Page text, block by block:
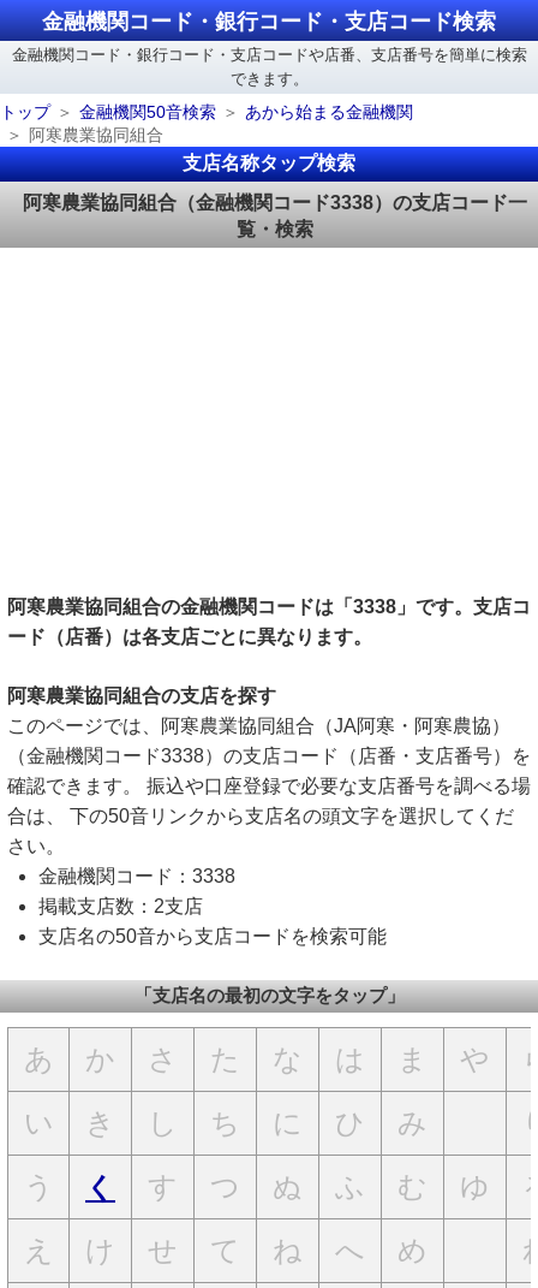
金融機関コード・銀行コード・支店コード検索
金融機関コード・銀行コード・支店コードや店番、支店番号を簡単に検索
できます。
トップ
金融機関50音検索
あから始まる金融機関
阿寒農業協同組合
支店名称タップ検索
阿寒農業協同組合（金融機関コード3338）の支店コード一
覧・検索
阿寒農業協同組合の金融機関コードは「3338」です。支店コ
ード（店番）は各支店ごとに異なります。
阿寒農業協同組合の支店を探す
このページでは、阿寒農業協同組合（JA阿寒・阿寒農協）
（金融機関コード3338）の支店コード（店番・支店番号）を
確認できます。 振込や口座登録で必要な支店番号を調べる場
合は、 下の50音リンクから支店名の頭文字を選択してくだ
さい。
金融機関コード：3338
掲載支店数：2支店
支店名の50音から支店コードを検索可能
「支店名の最初の文字をタップ」
あ か さ た な は ま や
い
き し ち に ひ み
う
く す つ ぬ ふ む ゆ
え
け せ て ね へ め